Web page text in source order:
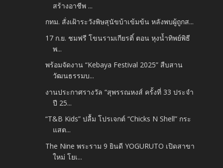
สร้างอาชีพ ...
กทม. สั่งเฝ้าระวังพิษสุนัขบ้าเข้มข้น หลังพบผู้ถูกส...
17 ก.ย. ชมฟรี โขนรามเกียรติ์ ตอน หุงน้ำทิพย์พิธี
พ...
พร้อมจัดงาน “Kebaya Festival 2025” สืบสาน
วัฒนธรรมบ...
งานประกาศรางวัล “สุพรรณหงส์ ครั้งที่ 33 ประจำ
ปี 25...
​“T&B Kids” ปลื้ม โปรเจกต์ “Chicks N Shell” กระ
แสต...
The Nine พระราม 9 ยินดี YOGURUTO เปิดสาขา
ใหม่ โยเ...